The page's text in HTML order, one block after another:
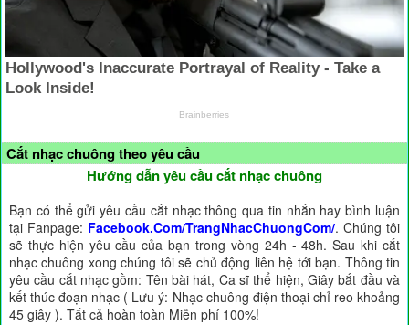
Cắt nhạc chuông theo yêu cầu
Hướng dẫn yêu cầu cắt nhạc chuông
Bạn có thể gửi yêu cầu cắt nhạc thông qua tin nhắn hay bình luận
tại Fanpage: Facebook.Com/TrangNhacChuongCom/. Chúng tôi
sẽ thực hiện yêu cầu của bạn trong vòng 24h - 48h. Sau khi cắt
nhạc chuông xong chúng tôi sẽ chủ động liên hệ tới bạn. Thông tin
yêu cầu cắt nhạc gồm: Tên bài hát, Ca sĩ thể hiện, Giây bắt đầu và
kết thúc đoạn nhạc ( Lưu ý: Nhạc chuông điện thoại chỉ reo khoảng
45 giây ). Tất cả hoàn toàn Miễn phí 100%!